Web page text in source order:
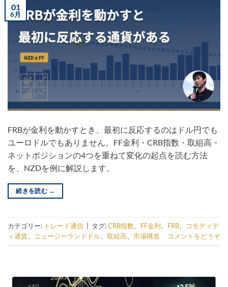
01
6月
FRBが金利を動かすとき、最初に反応するのはドル円でも
ユーロドルでもありません。FF金利・CRB指数・取組高・
ネットポジションの4つを重ねて変化の起点を読む方法
を、NZDを例に解説します。
続きを読む →
カテゴリー: トレード通信 タグ:CRB指数、 FF金利、 FRB、
コモディテ
ィ通貨、 ニュージーランドドル、 取組高、 市場構造 コメントをどうぞ